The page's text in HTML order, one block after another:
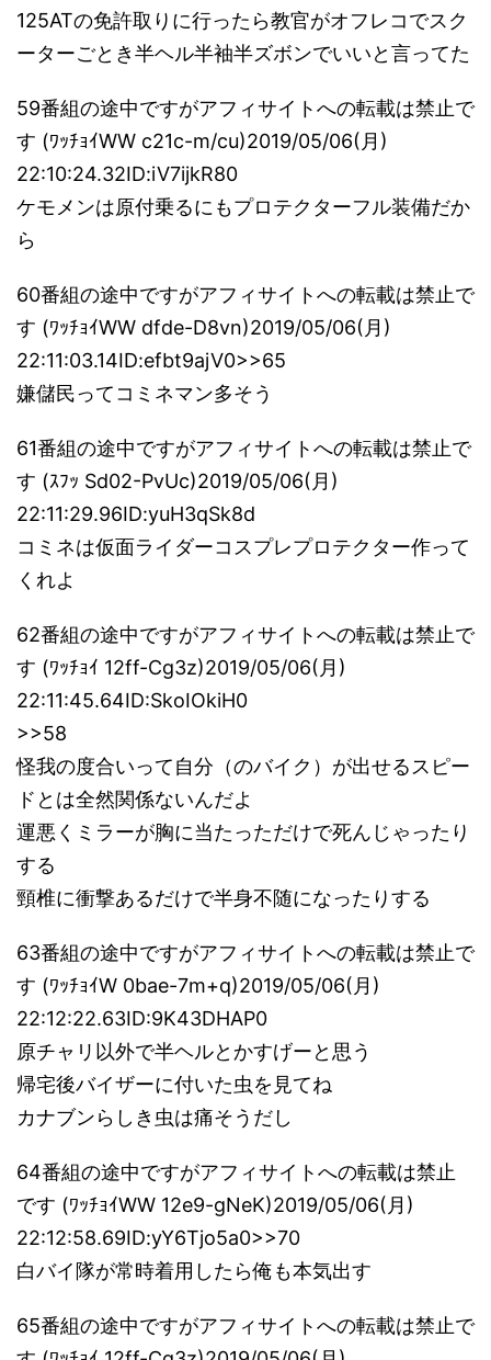
125ATの免許取りに行ったら教官がオフレコでスク
ーターごとき半ヘル半袖半ズボンでいいと言ってた
59番組の途中ですがアフィサイトへの転載は禁止で
す (ﾜｯﾁｮｲWW c21c-m/cu)2019/05/06(月)
22:10:24.32ID:iV7ijkR80
ケモメンは原付乗るにもプロテクターフル装備だか
ら
60番組の途中ですがアフィサイトへの転載は禁止で
す (ﾜｯﾁｮｲWW dfde-D8vn)2019/05/06(月)
22:11:03.14ID:efbt9ajV0>>65
嫌儲民ってコミネマン多そう
61番組の途中ですがアフィサイトへの転載は禁止で
す (ｽﾌｯ Sd02-PvUc)2019/05/06(月)
22:11:29.96ID:yuH3qSk8d
コミネは仮面ライダーコスプレプロテクター作って
くれよ
62番組の途中ですがアフィサイトへの転載は禁止で
す (ﾜｯﾁｮｲ 12ff-Cg3z)2019/05/06(月)
22:11:45.64ID:SkoIOkiH0
>>58
怪我の度合いって自分（のバイク）が出せるスピー
ドとは全然関係ないんだよ
運悪くミラーが胸に当たっただけで死んじゃったり
する
頸椎に衝撃あるだけで半身不随になったりする
63番組の途中ですがアフィサイトへの転載は禁止で
す (ﾜｯﾁｮｲW 0bae-7m+q)2019/05/06(月)
22:12:22.63ID:9K43DHAP0
原チャリ以外で半ヘルとかすげーと思う
帰宅後バイザーに付いた虫を見てね
カナブンらしき虫は痛そうだし
64番組の途中ですがアフィサイトへの転載は禁止
です (ﾜｯﾁｮｲWW 12e9-gNeK)2019/05/06(月)
22:12:58.69ID:yY6Tjo5a0>>70
白バイ隊が常時着用したら俺も本気出す
65番組の途中ですがアフィサイトへの転載は禁止で